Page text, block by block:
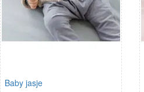
Baby jasje